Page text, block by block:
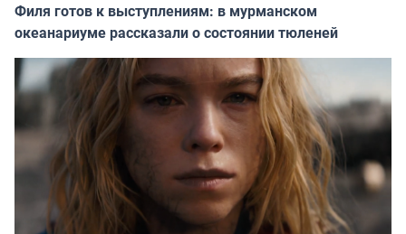
Филя готов к выступлениям: в мурманском
океанариуме рассказали о состоянии тюленей